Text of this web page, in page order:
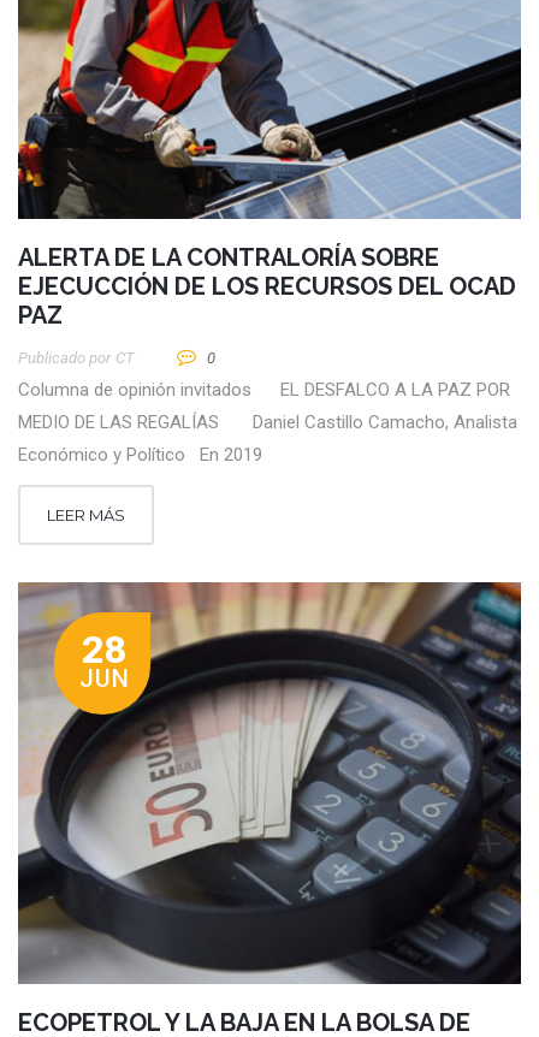
ALERTA DE LA CONTRALORÍA SOBRE
EJECUCCIÓN DE LOS RECURSOS DEL OCAD
PAZ
Publicado por CT 0
Columna de opinión invitados EL DESFALCO A LA PAZ POR
MEDIO DE LAS REGALÍAS Daniel Castillo Camacho, Analista
Económico y Político En 2019
LEER MÁS
28
JUN
ECOPETROL Y LA BAJA EN LA BOLSA DE